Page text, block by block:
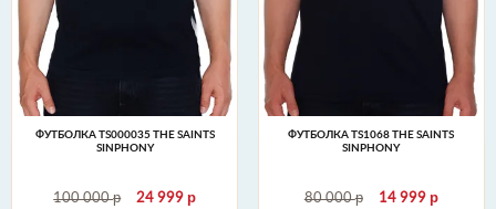
ФУТБОЛКА TS000035 THE SAINTS
SINPHONY
100 000р 24 999р
ФУТБОЛКА TS1068 THE SAINTS
SINPHONY
80 000р 14 999 р